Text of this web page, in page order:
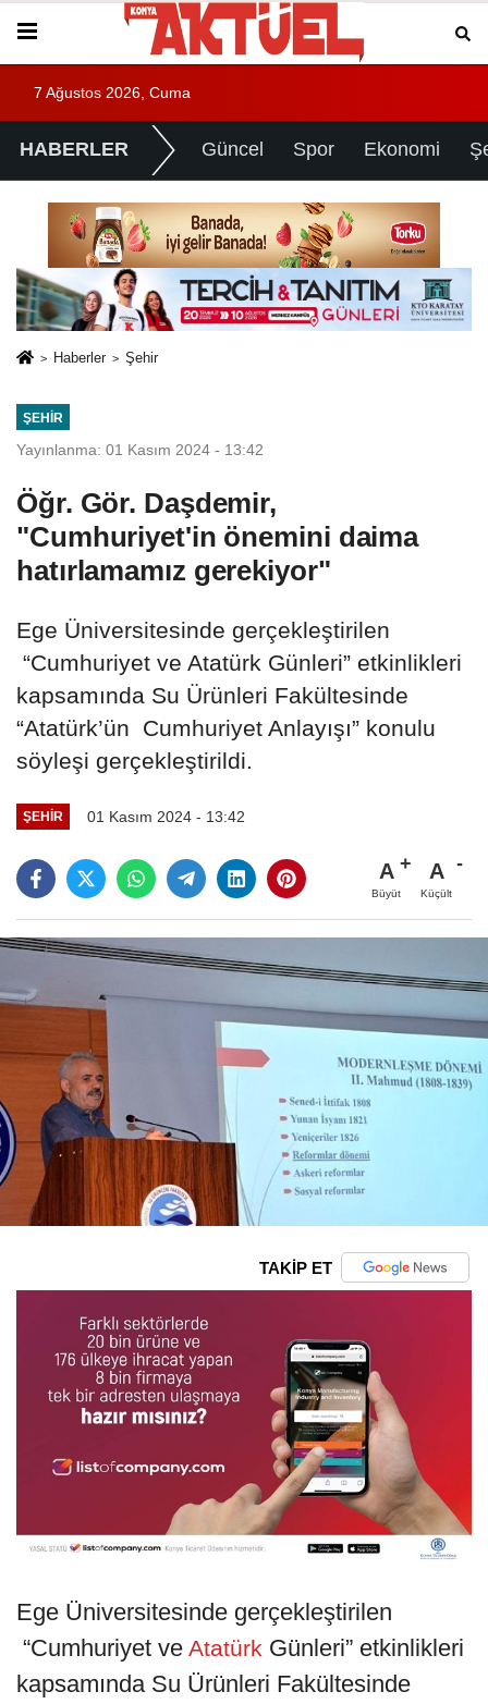
7 Ağustos 2026, Cuma
HABERLER Güncel Spor Ekonomi
Haberler Şehir
ŞEHIR
Yayınlanma: 01 Kasım 2024 - 13:42
Öğr. Gör. Daşdemir,
"Cumhuriyet'in önemini daima
hatırlamamız gerekiyor"
Ege Üniversitesinde gerçekleştirilen
“Cumhuriyet ve Atatürk Günleri” etkinlikleri
kapsamında Su Ürünleri Fakültesinde
“Atatürk’ün Cumhuriyet Anlayışı” konulu
söyleşi gerçekleştirildi.
ŞEHIR 01 Kasım 2024 - 13:42
A
Büyüt
A
Küçült
TAKİP ET
Ege Üniversitesinde gerçekleştirilen
“Cumhuriyet ve Atatürk Günleri” etkinlikleri
kapsamında Su Ürünleri Fakültesinde